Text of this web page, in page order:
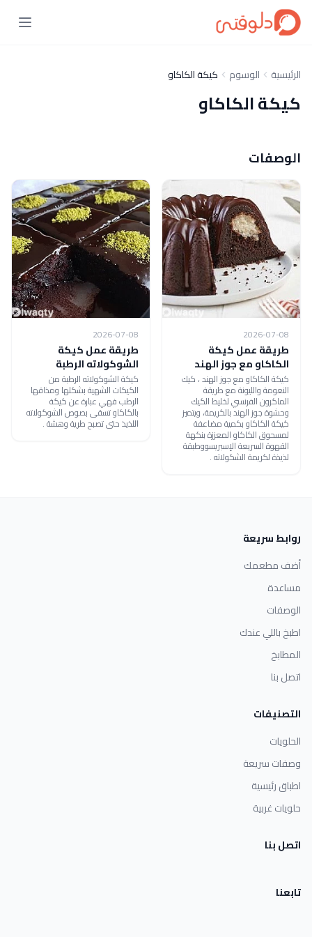
الرئيسية الوسوم كيكة الكاكاو
كيكة الكاكاو
الوصفات
2026-07-08
طريقة عمل كيكة
الكاكاو مع جوز الهند
كيكة الكاكاو مع جوز الهند ، كيك
النعومة والليونة مع طريقة
الماكرون الفرنسي لخليط الكيك
وحشوة جوز الهند بالكريمة، ويتميز
كيكة الكاكاو بكمية مضاعفة
لمسحوق الكاكاو المعززة بنكهة
القهوة السريعة الإسبريسووطبقة
لذيذة لكريمة الشكولاته .
2026-07-08
طريقة عمل كيكة
الشوكولاته الرطبة
كيكة الشوكولاته الرطبة من
الكيكات الشهية بشكلها ومذاقها
الرطب فهي عبارة عن كيكة
بالكاكاو تسقى بصوص الشوكولاته
اللذيذ حتى تصبح طرية وهشة .
روابط سريعة
أضف مطعمك
مساعدة
الوصفات
اطبخ باللي عندك
المطابخ
اتصل بنا
التصنيفات
الحلويات
وصفات سريعة
اطباق رئيسية
حلويات غربية
اتصل بنا
تابعنا